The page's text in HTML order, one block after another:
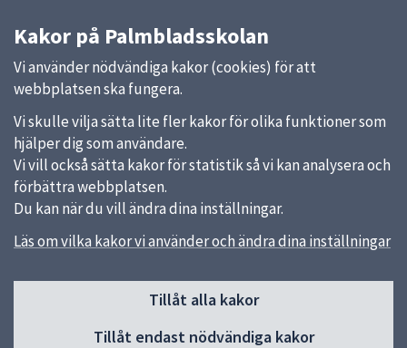
Kakor på Palmbladsskolan
Vi använder nödvändiga kakor (cookies) för att
webbplatsen ska fungera.
Vi skulle vilja sätta lite fler kakor för olika funktioner som
hjälper dig som användare.
Vi vill också sätta kakor för statistik så vi kan analysera och
förbättra webbplatsen.
Du kan när du vill ändra dina inställningar.
Läs om vilka kakor vi använder och ändra dina inställningar
Tillåt alla kakor
Tillåt endast nödvändiga kakor